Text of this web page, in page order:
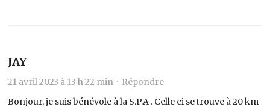
JAY
21 avril 2023 à 13 h 22 min · Répondre
Bonjour, je suis bénévole à la S.P.A . Celle ci se trouve à 20 km